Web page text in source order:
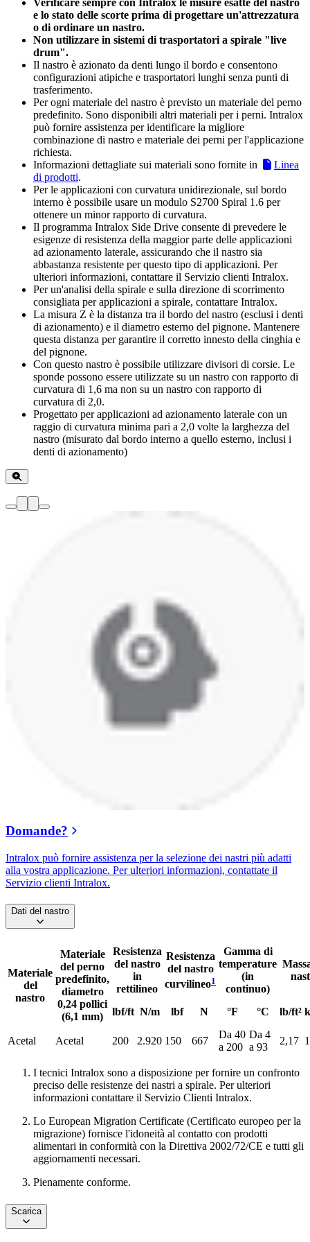
Verificare sempre con Intralox le misure esatte del nastro
e lo stato delle scorte prima di progettare un'attrezzatura
o di ordinare un nastro.
Non utilizzare in sistemi di trasportatori a spirale "live
drum".
Il nastro è azionato da denti lungo il bordo e consentono
configurazioni atipiche e trasportatori lunghi senza punti di
trasferimento.
Per ogni materiale del nastro è previsto un materiale del perno
predefinito. Sono disponibili altri materiali per i perni. Intralox
può fornire assistenza per identificare la migliore
combinazione di nastro e materiale dei perni per l'applicazione
richiesta.
Informazioni dettagliate sui materiali sono fornite in
Linea
di prodotti.
Per le applicazioni con curvatura unidirezionale, sul bordo
interno è possibile usare un modulo S2700 Spiral 1.6 per
ottenere un minor rapporto di curvatura.
Il programma Intralox Side Drive consente di prevedere le
esigenze di resistenza della maggior parte delle applicazioni
ad azionamento laterale, assicurando che il nastro sia
abbastanza resistente per questo tipo di applicazioni. Per
ulteriori informazioni, contattare il Servizio clienti Intralox.
Per un'analisi della spirale e sulla direzione di scorrimento
consigliata per applicazioni a spirale, contattare Intralox.
La misura Z è la distanza tra il bordo del nastro (esclusi i denti
di azionamento) e il diametro esterno del pignone. Mantenere
questa distanza per garantire il corretto innesto della cinghia e
del pignone.
Con questo nastro è possibile utilizzare divisori di corsie. Le
sponde possono essere utilizzate su un nastro con rapporto di
curvatura di 1,6 ma non su un nastro con rapporto di
curvatura di 2,0.
Progettato per applicazioni ad azionamento laterale con un
raggio di curvatura minima pari a 2,0 volte la larghezza del
nastro (misurato dal bordo interno a quello esterno, inclusi i
denti di azionamento)
Domande?
Intralox può fornire assistenza per la selezione dei nastri più adatti
alla vostra applicazione. Per ulteriori informazioni, contattate il
Servizio clienti Intralox.
Dati del nastro
Materiale
del
nastro
Materiale
del perno
predefinito,
diametro
0,24 pollici
(6,1 mm)
Resistenza
del nastro
in
rettilineo
Resistenza
del nastro
curvilineo1
Gamma di
temperature
(in
continuo)
lbf/ft N/m lbf N °F °C lb/ft²
Acetal Acetal 200 2.920 150 667
Da 40
a 200
Da 4
a 93
2,17
I tecnici Intralox sono a disposizione per fornire un confronto
preciso delle resistenze dei nastri a spirale. Per ulteriori
informazioni contattare il Servizio Clienti Intralox.
Lo European Migration Certificate (Certificato europeo per la
migrazione) fornisce l'idoneità al contatto con prodotti
alimentari in conformità con la Direttiva 2002/72/CE e tutti gli
aggiornamenti necessari.
Pienamente conforme.
Scarica